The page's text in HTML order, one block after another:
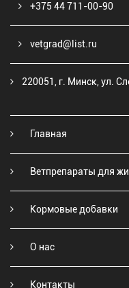
+375 44 711-00-90
vetgrad@list.ru
220051, г. Минск, ул.
Главная
Ветпрепараты для
Кормовые добавки
О нас
Контакты